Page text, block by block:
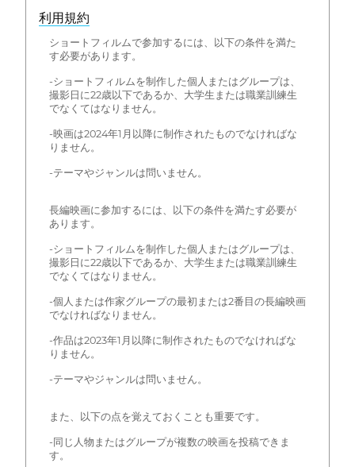
利用規約
ショートフィルムで参加するには、以下の条件を満た
す必要があります。
-ショートフィルムを制作した個人またはグループは、
撮影日に22歳以下であるか、大学生または職業訓練生
でなくてはなりません。
-映画は2024年1月以降に制作されたものでなければな
りません。
-テーマやジャンルは問いません。
長編映画に参加するには、以下の条件を満たす必要が
あります。
-ショートフィルムを制作した個人またはグループは、
撮影日に22歳以下であるか、大学生または職業訓練生
でなくてはなりません。
-個人または作家グループの最初または2番目の長編映画
でなければなりません。
-作品は2023年1月以降に制作されたものでなければな
りません。
-テーマやジャンルは問いません。
また、以下の点を覚えておくことも重要です。
-同じ人物またはグループが複数の映画を投稿できま
す。